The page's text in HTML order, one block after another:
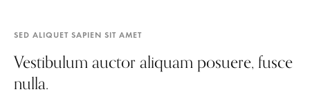
SED ALIQUET SAPIEN SIT AMET
Vestibulum auctor aliquam posuere, fusce
nulla.